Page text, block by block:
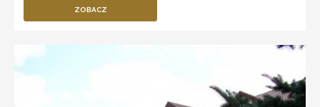
ZOBACZ